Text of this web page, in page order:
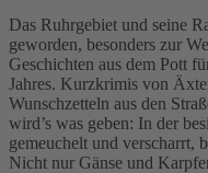
Das Ruhrgebiet und seine
geworden, besonders zur
Geschichten aus dem Pott
Jahres. Kurzkrimis von
Wunschzetteln aus den
wird’s was geben: In der
gemeuchelt und verscharrt,
Nicht nur Gänse und